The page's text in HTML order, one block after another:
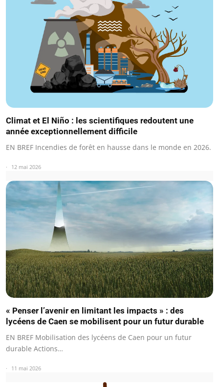
Climat et El Niño : les scientifiques redoutent une
année exceptionnellement difficile
EN BREF Incendies de forêt en hausse dans le monde en 2026.
12 mai 2026
« Penser l’avenir en limitant les impacts » : des
lycéens de Caen se mobilisent pour un futur durable
EN BREF Mobilisation des lycéens de Caen pour un futur
durable Actions…
11 mai 2026